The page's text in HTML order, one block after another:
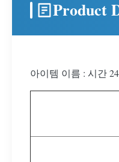
Product
아이템 이름 : 시간